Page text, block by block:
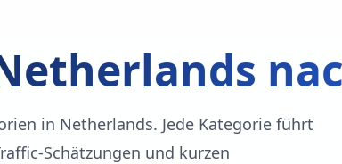
in Netherlands. Jede Kategorie führt
Schätzungen und kurzen